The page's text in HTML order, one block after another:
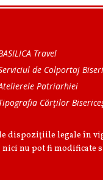
Travel
de Colportaj
Patriarhiei
Cărţilor
dispoziţiile legale în
nu pot fi modificate